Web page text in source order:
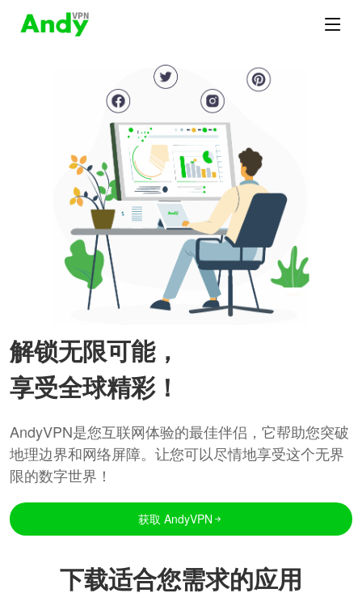
解锁无限可能，
享受全球精彩！
AndyVPN是您互联网体验的最佳伴侣，它帮助您突破
地理边界和网络屏障。让您可以尽情地享受这个无界
限的数字世界！
获取 AndyVPN
下载适合您需求的应用